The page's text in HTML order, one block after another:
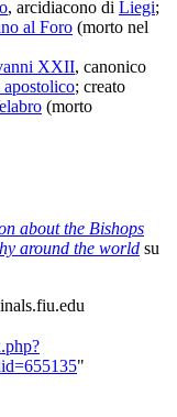
, arcidiacono di Liegi;
al Foro (morto nel
XXII, canonico
; creato
(morto
about the Bishops
around the world su
"